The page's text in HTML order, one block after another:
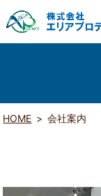
HOME 会社案内